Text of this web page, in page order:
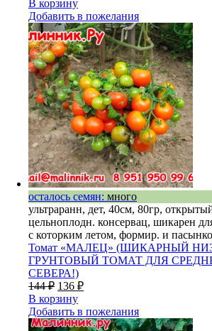
В корзину
Добавить в пожелания
осталось семян: много
ультраранн, дет, 40см, 80гр,
цельноплодн. консервац, шикарен
с которким летом, формир. и
Томат «МАЛЕЦ» (ШИКАРНЫЙ
ГРУНТОВЫЙ ТОМАТ ДЛЯ
СЕВЕРА!)
144₽ 136 ₽
В корзину
Добавить в пожелания